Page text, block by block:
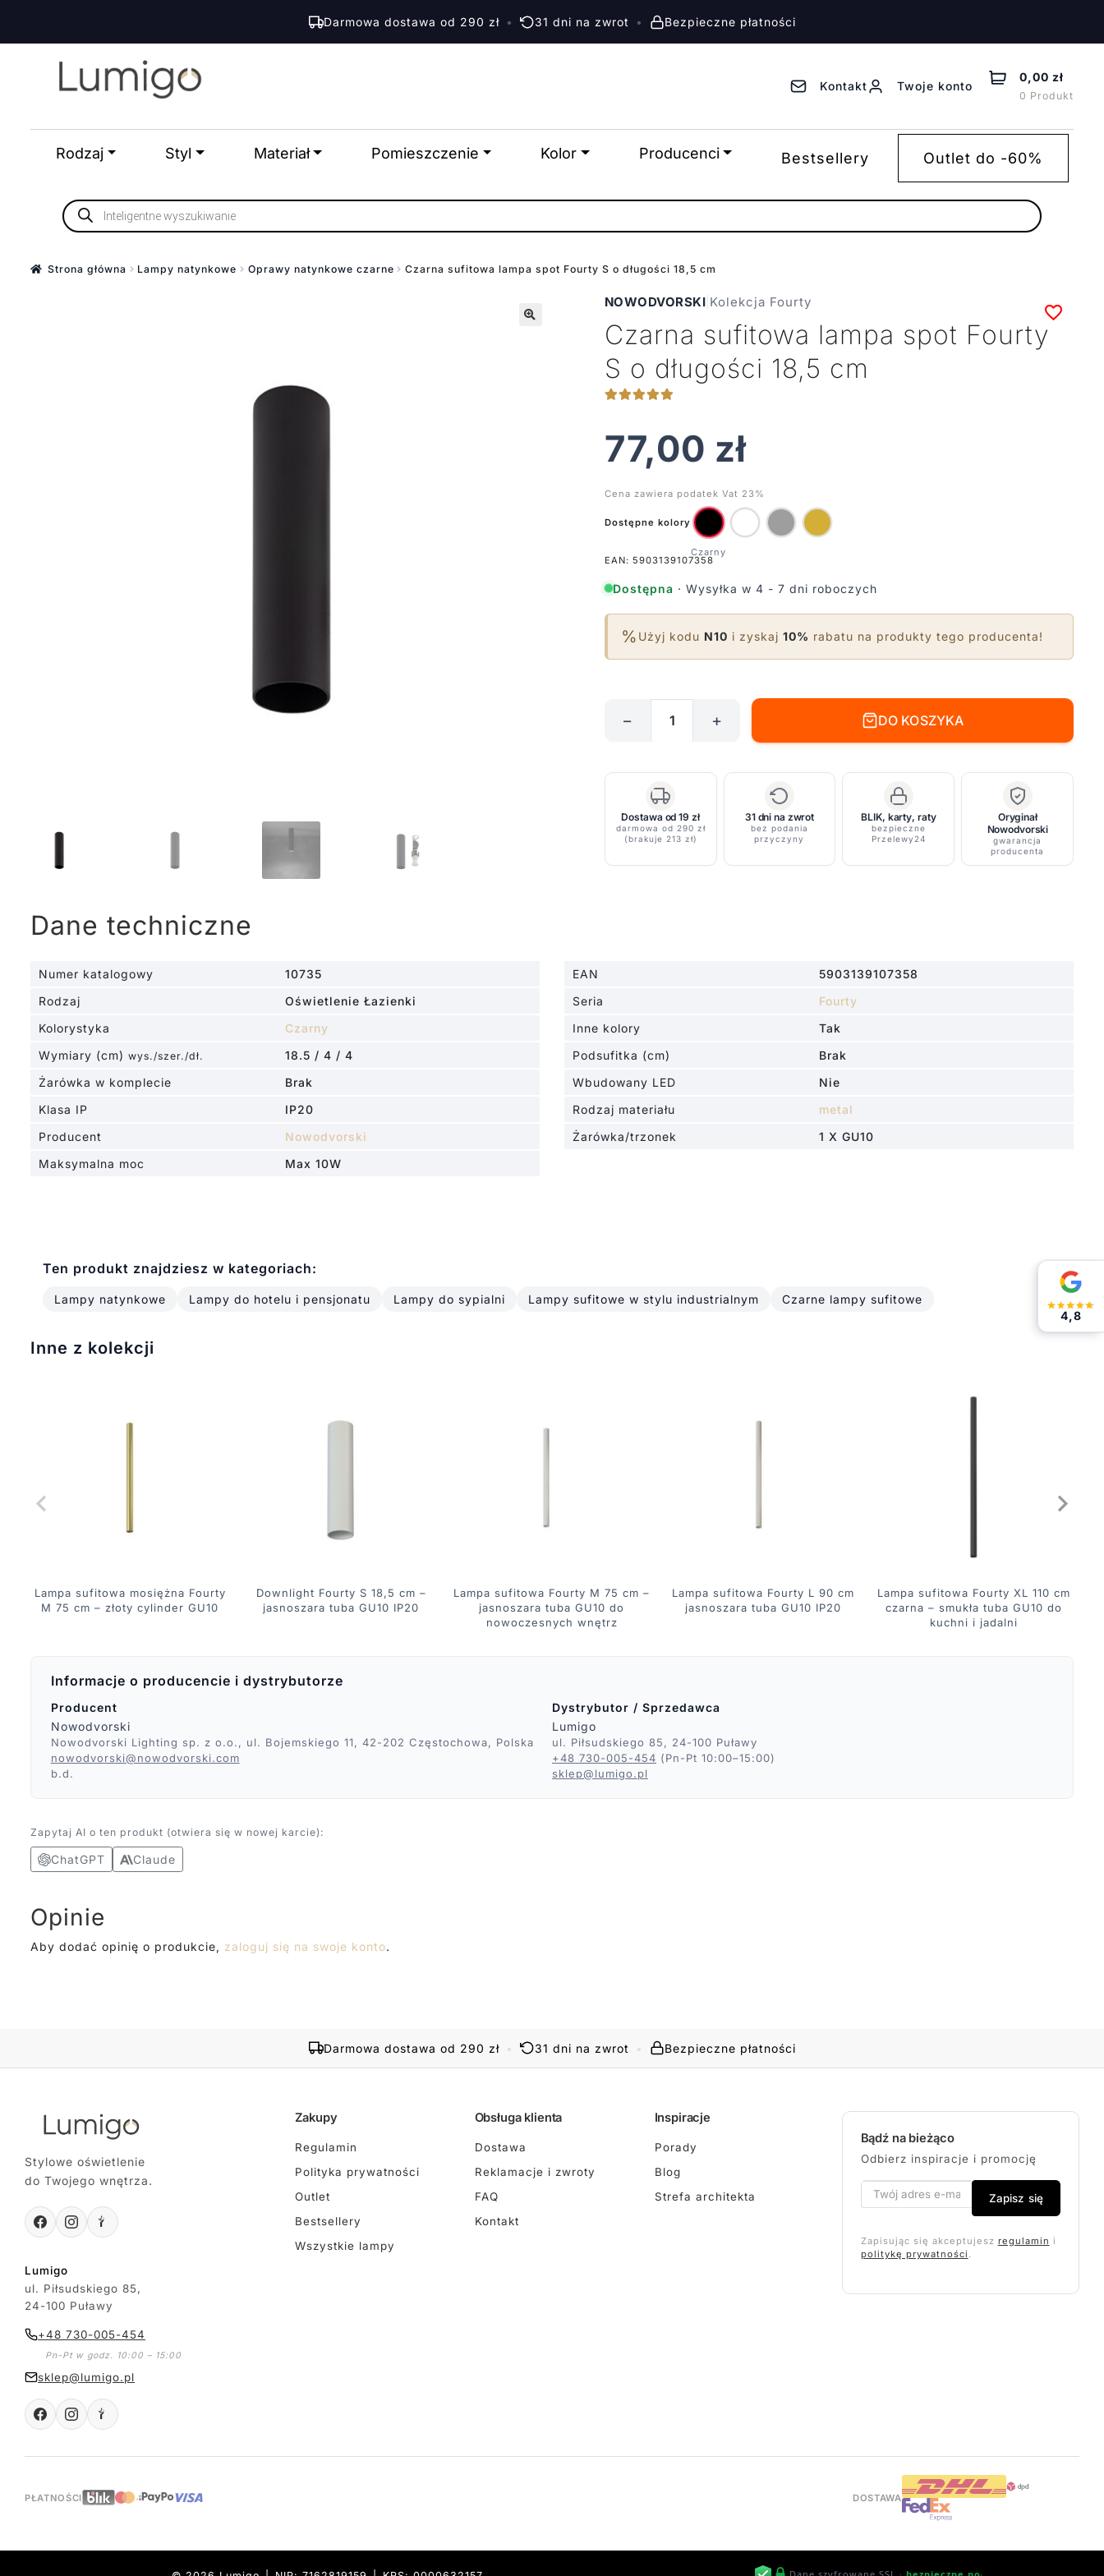
Darmowa dostawa od 290 zł • 31 dni na zwrot • Bezpieczne płatności
Przejdź
nawigacji
Przejdź
treści
Kontakt Twoje konto
Rodzaj Styl Materiał Pomieszczenie Kolor Producenci Bestsellery Outlet do -60%
0,00 zł
0 Produkt
Wyszukiwarka
produktów
Strona główna Lampy natynkowe Oprawy natynkowe czarne Czarna sufitowa lampa spot Fourty S o długości 18,5 cm
NOWODVORSKI Kolekcja Fourty
Czarna sufitowa lampa spot Fourty
S o długości 18,5 cm
77,00 zł
Cena zawiera podatek Vat 23%
Dostępne kolory
EAN: 5903139107358
Dostępna · Wysyłka w 4 - 7 dni roboczych
% Użyj kodu N10 i zyskaj 10% rabatu na produkty tego producenta!
sufitowa
Fourty
o
− + DO KOSZYKA
Dostawa od 19 zł
darmowa od 290 zł
(brakuje 213 zł)
31 dni na zwrot
bez podania
przyczyny
BLIK, karty, raty
bezpieczne
Przelewy24
Oryginał
Nowodvorski
gwarancja
producenta
Dane techniczne
Numer katalogowy 10735 EAN
5903139107358
Rodzaj
Oświetlenie Łazienki Seria
Fourty
Kolorystyka
Czarny Inne kolory
Tak
Wymiary (cm) wys./szer./dł. 18.5 / 4 / 4 Podsufitka (cm)
Brak
Żarówka w komplecie
Brak Wbudowany LED
Nie
Klasa IP
IP20 Rodzaj materiału
metal
Producent
Nowodvorski Żarówka/trzonek
1 X GU10
Maksymalna moc
Max 10W
Ten produkt znajdziesz w kategoriach:
Lampy natynkowe Lampy do hotelu i pensjonatu Lampy do sypialni Lampy sufitowe w stylu industrialnym Czarne lampy sufitowe
Inne z kolekcji
Lampa sufitowa mosiężna Fourty
M 75 cm – złoty cylinder GU10
Downlight Fourty S 18,5 cm –
jasnoszara tuba GU10 IP20
Lampa sufitowa Fourty M 75 cm –
jasnoszara tuba GU10 do
nowoczesnych wnętrz
Lampa sufitowa Fourty L 90 cm
jasnoszara tuba GU10 IP20
Lampa sufitowa Fourty XL 110 cm
czarna – smukła tuba GU10 do
kuchni i jadalni
Informacje o producencie i dystrybutorze
Producent
Nowodvorski
Nowodvorski Lighting sp. z o.o., ul. Bojemskiego 11, 42-202 Częstochowa, Polska
nowodvorski@nowodvorski.com
b.d.
Dystrybutor / Sprzedawca
Lumigo
ul. Piłsudskiego 85, 24-100 Puławy
+48 730-005-454 (Pn-Pt 10:00–15:00)
sklep@lumigo.pl
Zapytaj AI o ten produkt (otwiera się w nowej karcie):
ChatGPT Claude
Opinie
Aby dodać opinię o produkcie, zaloguj się na swoje konto.
Darmowa dostawa od 290 zł • 31 dni na zwrot • Bezpieczne płatności
Stylowe oświetlenie
do Twojego wnętrza.
Lumigo
ul. Piłsudskiego 85,
24-100 Puławy
+48 730-005-454
Pn-Pt w godz. 10:00 – 15:00
sklep@lumigo.pl
Zakupy
Regulamin
Polityka prywatności
Outlet
Bestsellery
Wszystkie lampy
Obsługa klienta
Dostawa
Reklamacje i zwroty
FAQ
Kontakt
Inspiracje
Porady
Blog
Strefa architekta
Bądź na bieżąco
Odbierz inspiracje i promocję
Zapisz się
Zapisując się akceptujesz regulamin i
politykę prywatności .
PŁATNOŚCI DOSTAWA
4,8